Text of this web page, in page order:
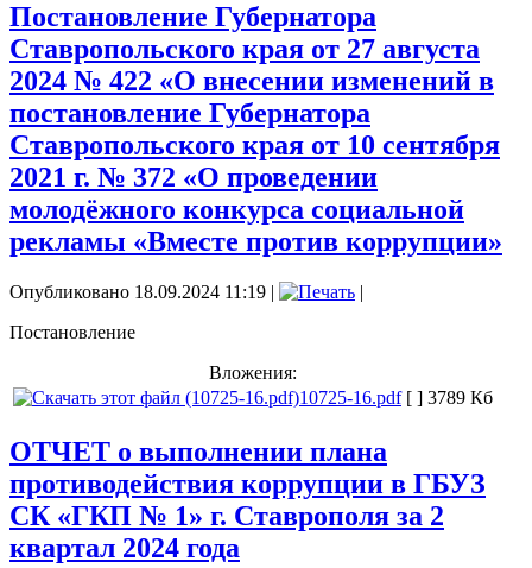
Постановление Губернатора
Ставропольского края от 27 августа
2024 № 422 «О внесении изменений в
постановление Губернатора
Ставропольского края от 10 сентября
2021 г. № 372 «О проведении
молодёжного конкурса социальной
рекламы «Вместе против коррупции»
Опубликовано 18.09.2024 11:19 |
|
Постановление
Вложения:
10725-16.pdf [ ] 3789 Кб
ОТЧЕТ о выполнении плана
противодействия коррупции в ГБУЗ
СК «ГКП № 1» г. Ставрополя за 2
квартал 2024 года